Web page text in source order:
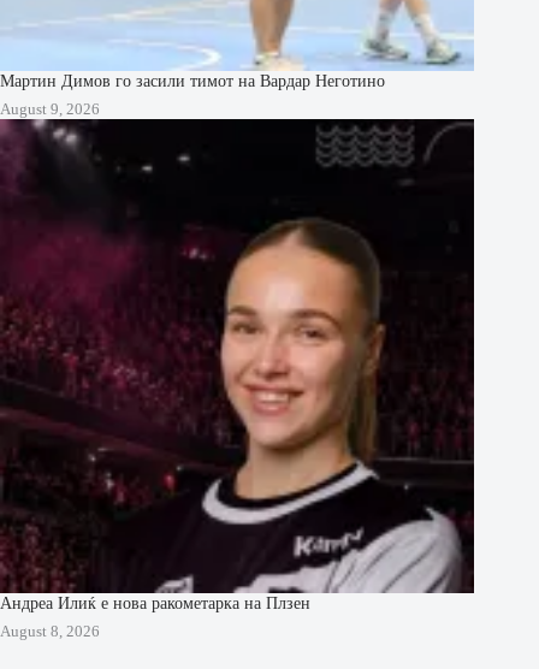
Мартин Димов го засили тимот на Вардар Неготино
August 9, 2026
Андреа Илиќ е нова ракометарка на Плзен
August 8, 2026